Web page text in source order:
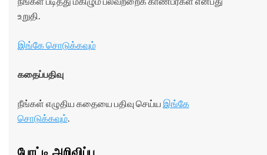
உறுதி.
இங்கே சொடுக்கவும்
கதைப்பதிவு
நீங்கள் எழுதிய கதையை பதிவு செய்ய இங்கே
சொடுக்கவும்.
போட்டி அறிவிப்பு